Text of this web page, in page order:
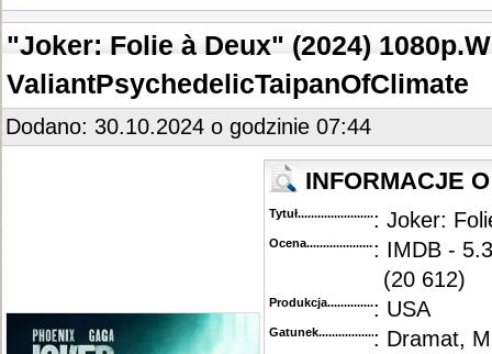
"Joker: Folie à Deux" (2024)
ValiantPsychedelicTaipanOfClimate
Dodano: 30.10.2024 o godzinie 07:44
INFORMACJE
Tytuł............................................
: Joker:
Ocena.............................................
: IMDB -
(20 612)
Produkcja.........................................
: USA
Gatunek...........................................
: Dramat,